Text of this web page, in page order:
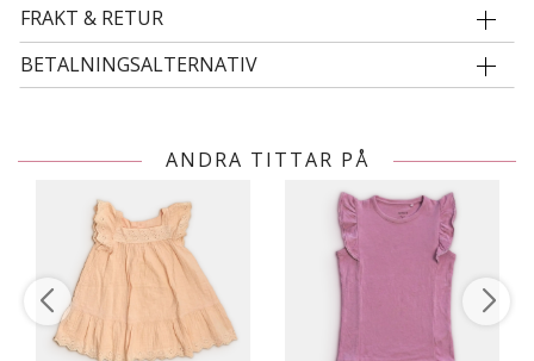
FRAKT & RETUR
BETALNINGSALTERNATIV
ANDRA TITTAR PÅ